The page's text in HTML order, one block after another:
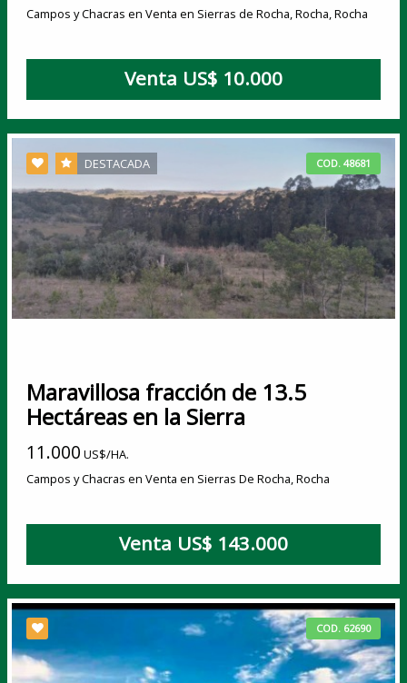
Campos y Chacras en Venta en Sierras de Rocha, Rocha, Rocha
Venta US$ 10.000
DESTACADA COD. 48681
Maravillosa fracción de 13.5
Hectáreas en la Sierra
11.000 US$/HA.
Campos y Chacras en Venta en Sierras De Rocha, Rocha
Venta US$ 143.000
COD. 62690